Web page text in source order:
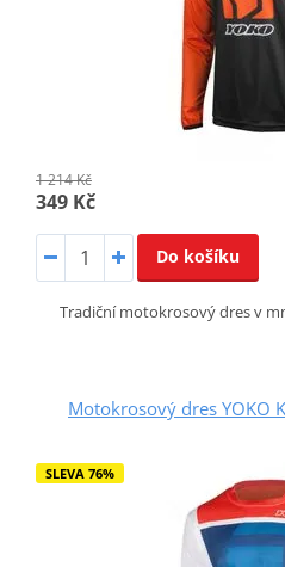
1 214 Kč
349 Kč
Do košíku
Tradiční motokrosový dres v
Motokrosový dres YOKO
SLEVA 76%